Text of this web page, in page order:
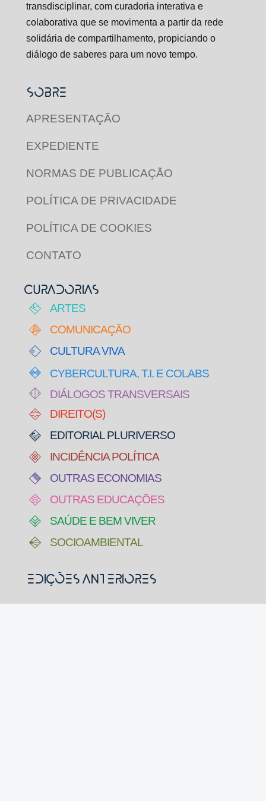
transdisciplinar, com curadoria interativa e
colaborativa que se movimenta a partir da rede
solidária de compartilhamento, propiciando o
diálogo de saberes para um novo tempo.
SOBRE
APRESENTAÇÃO
EXPEDIENTE
NORMAS DE PUBLICAÇÃO
POLÍTICA DE PRIVACIDADE
POLÍTICA DE COOKIES
CONTATO
CURADORIAS
ARTES
COMUNICAÇÃO
CULTURA VIVA
CYBERCULTURA, T.I. E COLABS
DIÁLOGOS TRANSVERSAIS
DIREITO(S)
EDITORIAL PLURIVERSO
INCIDÊNCIA POLÍTICA
OUTRAS ECONOMIAS
OUTRAS EDUCAÇÕES
SAÚDE E BEM VIVER
SOCIOAMBIENTAL
Edições Anteriores